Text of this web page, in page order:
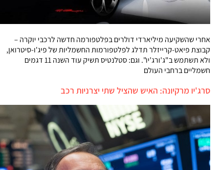
אחרי שהשקיעה מיליארדי דולרים בפלטפורמה חדשה לרכבי יוקרה –
קבוצת פיאט-קרייזלר תדלג לפלטפורמות החשמליות של פיג'ו-סיטרואן,
ולא תשתמש ב"ג'ורג'יו". וגם: סטלנטיס תשיק עוד השנה 11 דגמים
חשמליים ברחבי העולם
סרג'יו מרקיונה: האיש שהציל שתי יצרניות רכב